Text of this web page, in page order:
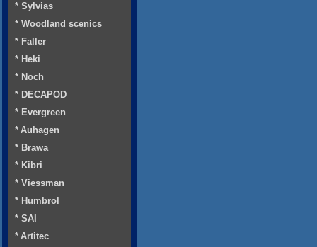
* Sylvias
* Woodland scenics
* Faller
* Heki
* Noch
* DECAPOD
* Evergreen
* Auhagen
* Brawa
* Kibri
* Viessman
* Humbrol
* SAI
* Artitec